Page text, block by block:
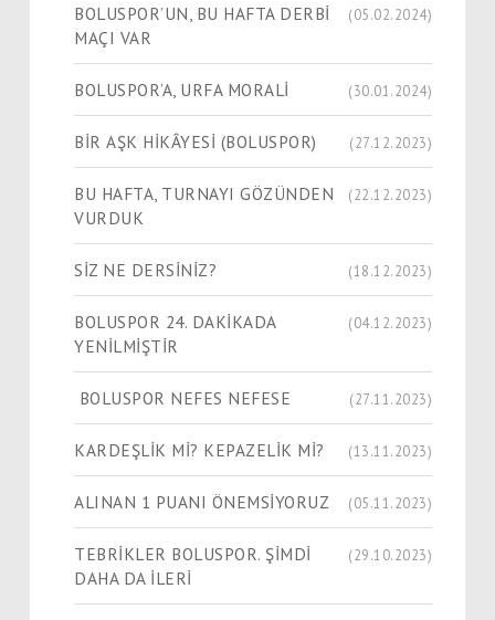
BOLUSPOR’UN, BU HAFTA DERBİ
MAÇI VAR
(05.02.2024)
BOLUSPOR’A, URFA MORALİ (30.01.2024)
​​​​​​​BİR AŞK HİKÂYESİ (BOLUSPOR) (27.12.2023)
BU HAFTA, TURNAYI GÖZÜNDEN
VURDUK
(22.12.2023)
SİZ NE DERSİNİZ? (18.12.2023)
BOLUSPOR 24. DAKİKADA
YENİLMİŞTİR
(04.12.2023)
BOLUSPOR NEFES NEFESE (27.11.2023)
KARDEŞLİK Mİ? KEPAZELİK Mİ? (13.11.2023)
ALINAN 1 PUANI ÖNEMSİYORUZ (05.11.2023)
TEBRİKLER BOLUSPOR. ŞİMDİ
DAHA DA İLERİ
(29.10.2023)